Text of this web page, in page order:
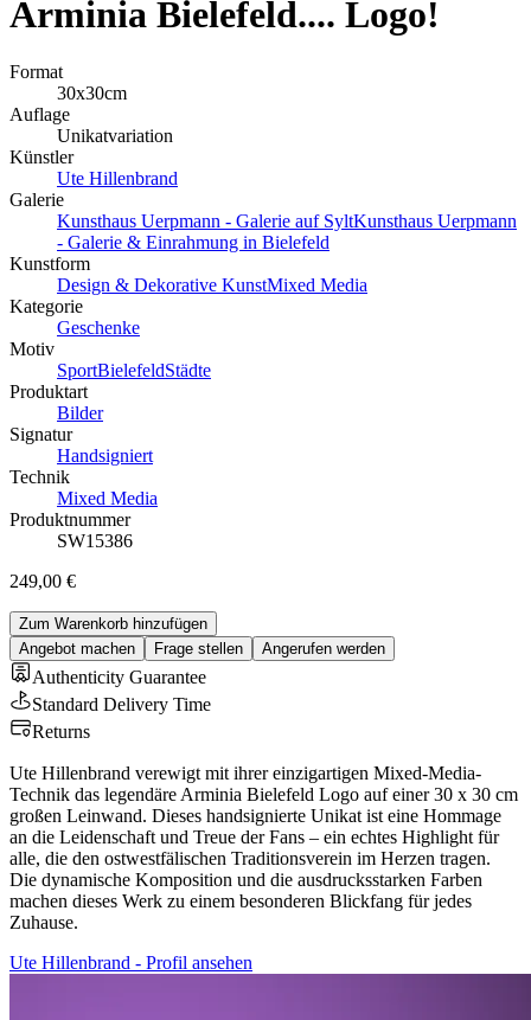
Arminia Bielefeld.... Logo!
Format
30x30cm
Auflage
Unikatvariation
Künstler
Ute Hillenbrand
Galerie
Kunsthaus Uerpmann - Galerie auf SyltKunsthaus Uerpmann
- Galerie & Einrahmung in Bielefeld
Kunstform
Design & Dekorative KunstMixed Media
Kategorie
Geschenke
Motiv
SportBielefeldStädte
Produktart
Bilder
Signatur
Handsigniert
Technik
Mixed Media
Produktnummer
SW15386
249,00 €
Zum Warenkorb hinzufügen
Angebot machen
Frage stellen Angerufen werden
Authenticity Guarantee
Standard Delivery Time
Returns
Ute Hillenbrand verewigt mit ihrer einzigartigen Mixed-Media-
Technik das legendäre Arminia Bielefeld Logo auf einer 30 x 30 cm
großen Leinwand. Dieses handsignierte Unikat ist eine Hommage
an die Leidenschaft und Treue der Fans – ein echtes Highlight für
alle, die den ostwestfälischen Traditionsverein im Herzen tragen.
Die dynamische Komposition und die ausdrucksstarken Farben
machen dieses Werk zu einem besonderen Blickfang für jedes
Zuhause.
Ute Hillenbrand - Profil ansehen